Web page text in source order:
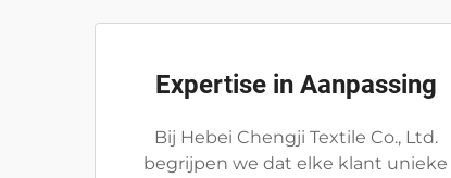
Expertise in Aanpassing
Bij Hebei Chengji Textile Co., Ltd.
begrijpen we dat elke klant unieke